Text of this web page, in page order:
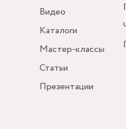
Видео
Каталоги
Мастер-классы
Статьи
Презентации